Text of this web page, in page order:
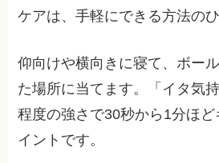
ケアは、手軽にできる方法のひ
仰向けや横向きに寝て、ボー
た場所に当てます。「イタ気
程度の強さで30秒から1分ほ
イントです。